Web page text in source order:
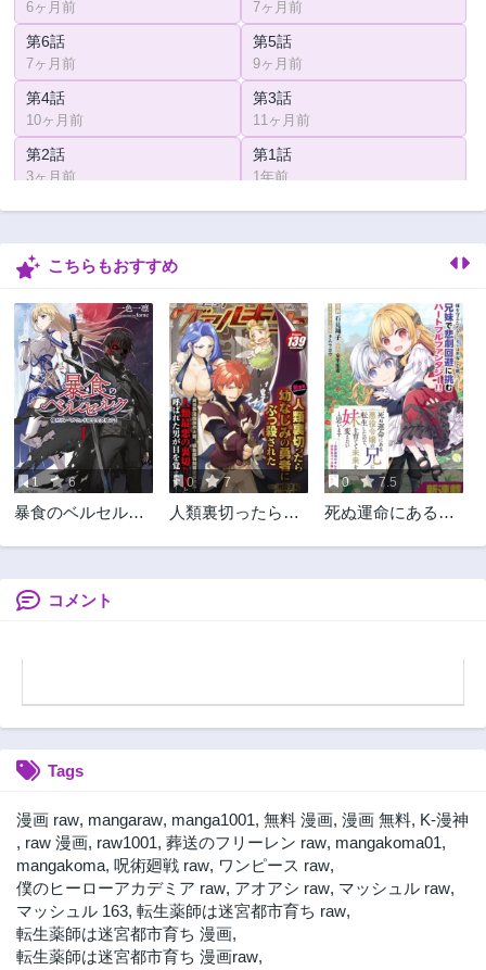
6ヶ月前 7ヶ月前
第6話
7ヶ月前
第5話
9ヶ月前
第4話
10ヶ月前
第3話
11ヶ月前
第2話
3ヶ月前
第1話
1年前
こちらもおすすめ
1 6
暴食のベルセルク
る～
0 7
人類裏切ったら幼
0 7.5
死ぬ運命にある悪
てて未来を変えた
コメント
Tags
漫画 raw, mangaraw, manga1001, 無料 漫画, 漫画 無料, K-漫神
, raw 漫画, raw1001, 葬送のフリーレン raw, mangakoma01,
mangakoma, 呪術廻戦 raw, ワンピース raw,
僕のヒーローアカデミア raw, アオアシ raw, マッシュル raw,
マッシュル 163, 転生薬師は迷宮都市育ち raw,
転生薬師は迷宮都市育ち 漫画,
転生薬師は迷宮都市育ち 漫画raw,